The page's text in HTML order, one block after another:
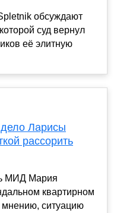
обсуждают
суд вернул
её элитную
Ларисы
рассорить
МИД Мария
квартирном
ситуацию